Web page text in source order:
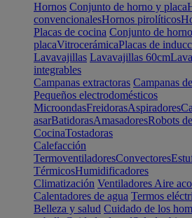
Hornos Conjunto de horno y placa
convencionalesHornos pirolíticos
Placas de cocina Conjunto de
placaVitrocerámicaPlacas de
Lavavajillas Lavavajillas 60cm
integrables
Campanas extractoras Campanas
Pequeños electrodomésticos
MicroondasFreidorasAspiradores
asarBatidorasAmasadoresRobots
CocinaTostadoras
Calefacción
TermoventiladoresConvectores
TérmicosHumidificadores
Climatización Ventiladores Aire
Calentadores de agua Termos
Belleza y salud Cuidado de los